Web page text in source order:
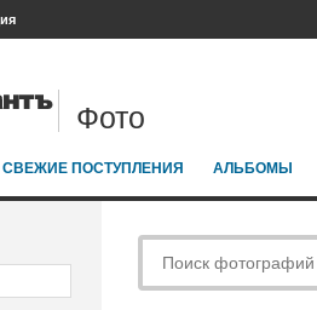
Фото
СВЕЖИЕ ПОСТУПЛЕНИЯ АЛЬБОМЫ